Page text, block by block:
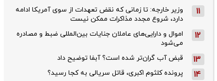
11
وزیر خارجه: تا زمانی که نقض تعهدات از سوی آمریکا ادامه
دارد، شروع مجدد مذاکرات ممکن نیست
12
اموال و دارایی‌های عاملان جنایات بین‌المللی ضبط و مصادره
می‌شود
13 قبض آب گران‌تر شده است؟ آبفا توضیح داد
14 پرونده کلثوم اکبری، قاتل سریالی به کجا رسید؟